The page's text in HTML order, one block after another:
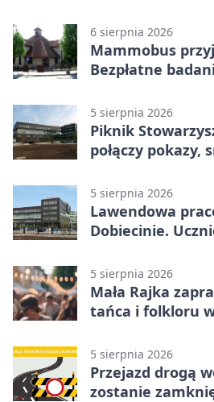
6 sierpnia 2026
Mammobus
Bezpłatne
5 sierpnia 2026
Piknik
połączy pokazy,
5 sierpnia 2026
Lawendowa
Dobiecinie.
5 sierpnia 2026
Mała Rajka
tańca i folkloru
5 sierpnia 2026
Przejazd drogą
zostanie